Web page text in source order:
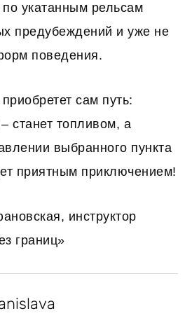
укатанным рельсам
предубеждений и уже не
поведения.
сам путь:
станет топливом, а
выбранного пункта
приятным приключением!
инструктор
границ»